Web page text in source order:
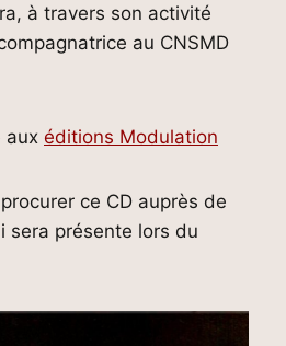
à travers son activité
au CNSMD
aux éditions Modulation
ce CD auprès de
sera présente lors du